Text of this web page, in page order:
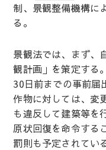
制、景観整備機構に
る。
景観法では、まず、
観計画」を策定する
30日前までの事前届
作物に対しては、変
も違反して建築等を
原状回復を命令する
罰則も予定されてい